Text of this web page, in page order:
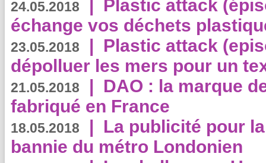
24.05.2018 | Plastic attack
échange vos déchets
23.05.2018 | Plastic attack
dépolluer les mers pour un
21.05.2018 | DAO : la marque
fabriqué en France
18.05.2018 | La publicité pour
bannie du métro Londonien